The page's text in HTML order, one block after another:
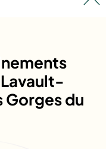
du